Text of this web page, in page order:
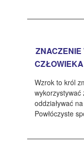
ZNACZENIE
CZŁOWIEKA
Wzrok to król
oddziaływać
Powłóczyste